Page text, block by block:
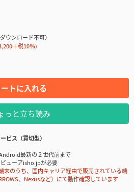
ウンロード不可）
＋税10％)
トに入れる
っと立ち読み
ビス（買切型）
最新の２世代前まで
ューアisho.jpが必要
のうち、国内キャリア経由で販売されている端
、Nexusなど）にて動作確認しています